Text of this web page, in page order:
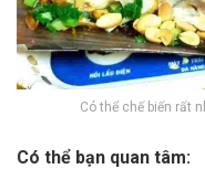
Có thể chế biến rất
Có thể bạn quan tâm: